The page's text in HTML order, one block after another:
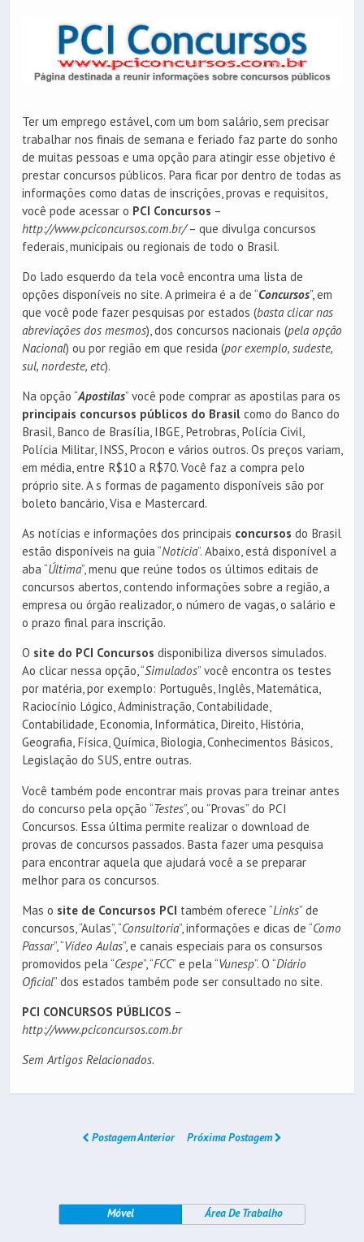
Ter um emprego estável, com um bom salário, sem precisar
trabalhar nos finais de semana e feriado faz parte do sonho
de muitas pessoas e uma opção para atingir esse objetivo é
prestar concursos públicos. Para ficar por dentro de todas as
informações como datas de inscrições, provas e requisitos,
você pode acessar o PCI Concursos –
http://www.pciconcursos.com.br/– que divulga concursos
federais, municipais ou regionais de todo o Brasil.
Do lado esquerdo da tela você encontra uma lista de
opções disponíveis no site. A primeira é a de “Concursos”, em
que você pode fazer pesquisas por estados (basta clicar nas
abreviações dos mesmos), dos concursos nacionais (pela opção
Nacional) ou por região em que resida (por exemplo, sudeste,
sul, nordeste, etc).
Na opção “Apostilas” você pode comprar as apostilas para os
principais concursos públicos do Brasil como do Banco do
Brasil, Banco de Brasília, IBGE, Petrobras, Polícia Civil,
Polícia Militar, INSS, Procon e vários outros. Os preços variam,
em média, entre R$10 a R$70. Você faz a compra pelo
próprio site. A s formas de pagamento disponíveis são por
boleto bancário, Visa e Mastercard.
As notícias e informações dos principais concursos do Brasil
estão disponíveis na guia “Notícia”. Abaixo, está disponível a
aba “Última”, menu que reúne todos os últimos editais de
concursos abertos, contendo informações sobre a região, a
empresa ou órgão realizador, o número de vagas, o salário e
o prazo final para inscrição.
O site do PCI Concursos disponibiliza diversos simulados.
Ao clicar nessa opção, “Simulados” você encontra os testes
por matéria, por exemplo: Português, Inglês, Matemática,
Raciocínio Lógico, Administração, Contabilidade,
Contabilidade, Economia, Informática, Direito, História,
Geografia, Física, Química, Biologia, Conhecimentos Básicos,
Legislação do SUS, entre outras.
Você também pode encontrar mais provas para treinar antes
do concurso pela opção “Testes”, ou “Provas” do PCI
Concursos. Essa última permite realizar o download de
provas de concursos passados. Basta fazer uma pesquisa
para encontrar aquela que ajudará você a se preparar
melhor para os concursos.
Mas o site de Concursos PCI também oferece “Links” de
concursos, “Aulas”, “Consultoria”, informações e dicas de “Como
Passar”, “Vídeo Aulas”, e canais especiais para os consursos
promovidos pela “Cespe”, “FCC” e pela “Vunesp”. O “Diário
Oficial” dos estados também pode ser consultado no site.
PCI CONCURSOS PÚBLICOS –
http://www.pciconcursos.com.br
Sem Artigos Relacionados.
Postagem Anterior Próxima Postagem
Móvel Área De Trabalho